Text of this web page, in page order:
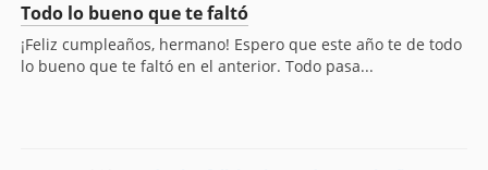
Todo lo bueno que te faltó
¡Feliz cumpleaños, hermano! Espero que este año te de todo
lo bueno que te faltó en el anterior. Todo pasa...